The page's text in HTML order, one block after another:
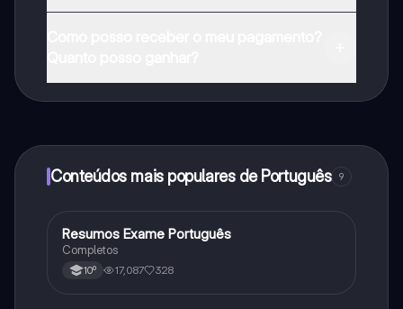
Conteúdos mais populares de Português 9
Português
Resumos Exame Português
Completos
10º 17,087 328